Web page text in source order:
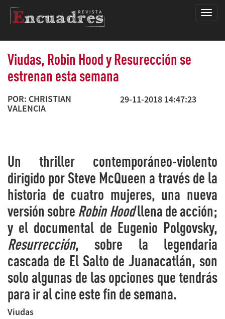
Viudas, Robin Hood y Resurección se
estrenan esta semana
POR: CHRISTIAN
VALENCIA
29-11-2018 14:47:23
Un thriller contemporáneo-violento
dirigido por Steve McQueen a través de la
historia de cuatro mujeres, una nueva
versión sobre Robin Hoodllena de acción;
y el documental de Eugenio Polgovsky,
Resurrección, sobre la legendaria
cascada de El Salto de Juanacatlán, son
solo algunas de las opciones que tendrás
para ir al cine este fin de semana.
Viudas